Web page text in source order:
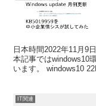
日本時間2022年11月9
本記事ではwindows10
います。 windows10
IT関連